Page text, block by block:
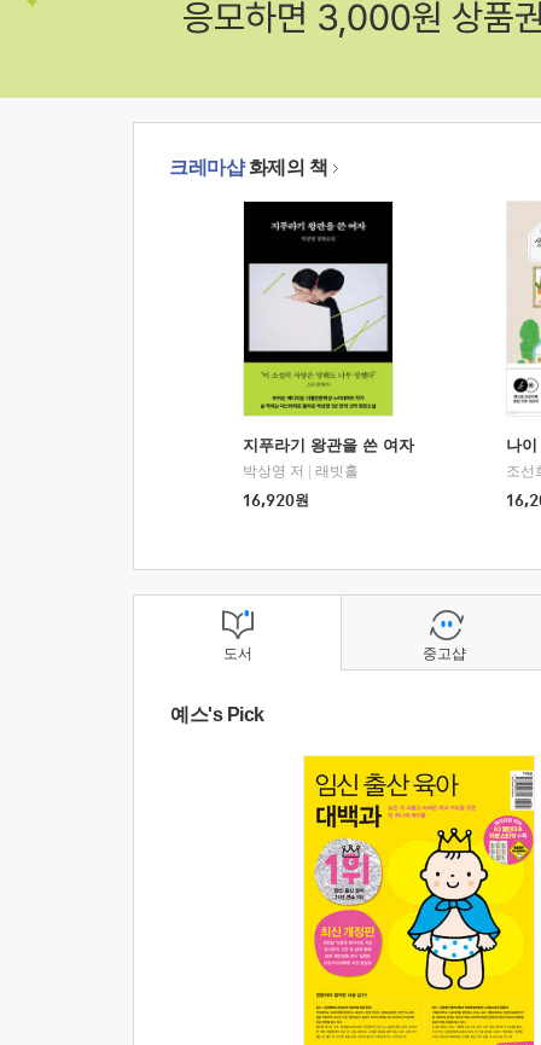
크레마샵화제의 책
지푸라기 왕관을 쓴 여자
박상영 저
래빗홀
16,920원
나
조선
도서
예스's Pick
중고샵